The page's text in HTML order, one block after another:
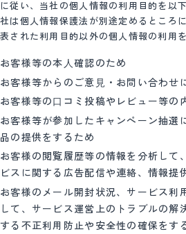
に従い、当社の個人情報の利用目的を以
社は個人情報保護法が別途定めるところ
表された利用目的以外の個人情報の利用
お客様等の本⼈確認のため
お客様等からのご意⾒・お問い合わせ
お客様等の⼝コミ投稿やレビュー等の
お客様等が参加したキャンペーン抽選
品の提供をするため
お客様の閲覧履歴等の情報を分析して
ビスに関する広告配信や連絡、情報提
お客様のメール開封状況、サービス利
して、サービス運営上のトラブルの解
する不正利用防止や安全性の確保をす